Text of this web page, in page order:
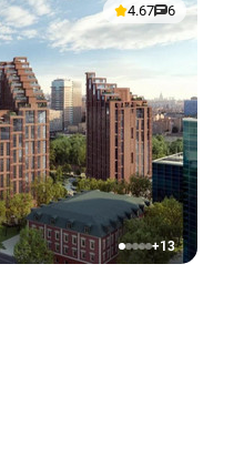
4.67 6
12345+13